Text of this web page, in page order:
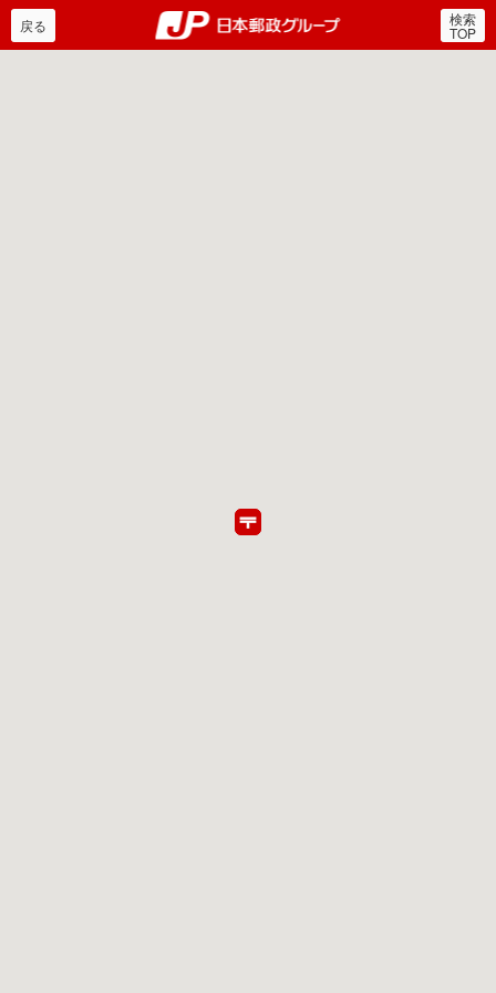
郵便局・日本郵政グルー
戻る 検索
TOP